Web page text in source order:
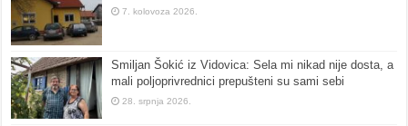
7. kolovoza 2026.
Smiljan Šokić iz Vidovica: Sela mi nikad nije dosta, a
mali poljoprivrednici prepušteni su sami sebi
28. srpnja 2026.